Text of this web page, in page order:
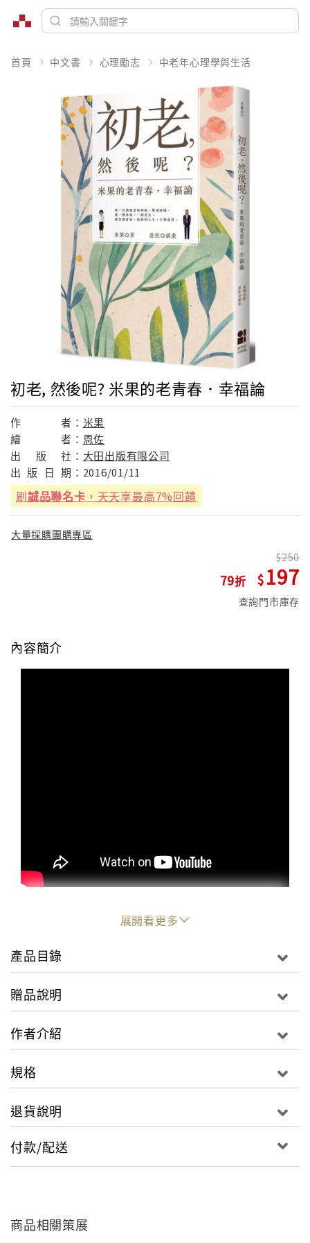
首頁 中文書 心理勵志 中老年心理學與生活
初老, 然後呢? 米果的老青春．幸福論
作 者： 米果
繪
者： 恩佐
出
版 社： 大田出版有限公司
出 版 日 期： 2016/01/11
刷誠品聯名卡 ，天天享最高7%回饋
大量採購團購專區
79
250
197
查詢門市庫存
內容簡介
第一次感覺老的時候，無須懊惱，就一路往前，一路老
越老越青春，這樣的人生，才夠意思。
大人是什麼？變老是怎麼一回事？比起外表蒼老或身體
機能衰退，
最恐怖的莫過於自己漸漸變成年輕時候所討厭的樣子
──米果
80歲打扮很嘻哈，不行？一定要到公園做甩手功？
變態？
就是「走山」「崩壞」「飄大嬸味」……
展開看更多
產品目錄
贈品說明
作者介紹
規格
退貨說明
付款/配送
商品相關策展